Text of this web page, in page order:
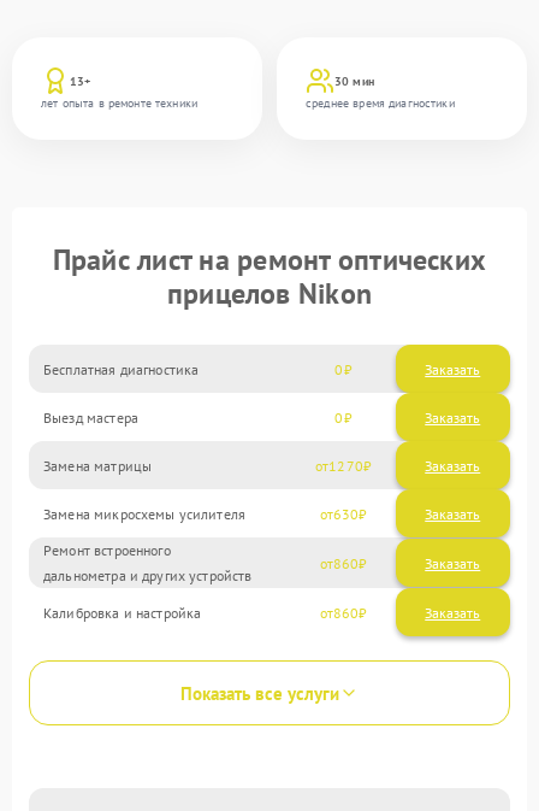
13+
лет опыта в ремонте техники
30 мин
среднее время диагностики
Прайс лист на ремонт оптических
прицелов Nikon
Бесплатная диагностика 0 Заказать
Выезд мастера 0 Заказать
Замена матрицы 1270
Замена микросхемы усилителя 630
Ремонт встроенного
дальнометра и других устройств
860
Калибровка и настройка 860
Показать все услуги